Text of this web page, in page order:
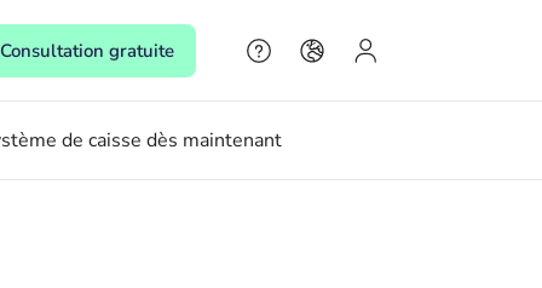
Consultation gratuite
de caisse dès maintenant